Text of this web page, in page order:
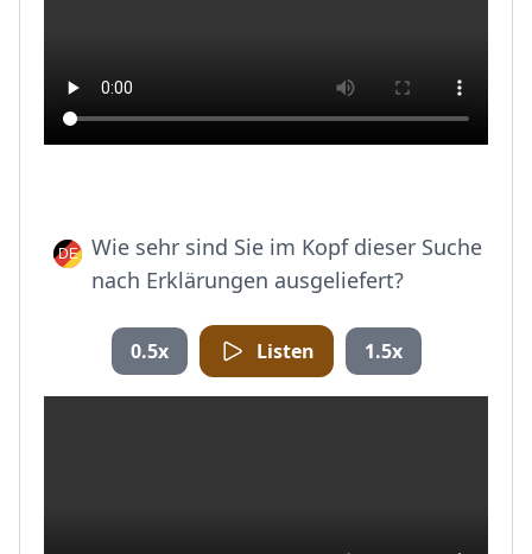
Wie sehr sind Sie im Kopf dieser Suche
nach Erklärungen ausgeliefert?
0.5x Listen 1.5x